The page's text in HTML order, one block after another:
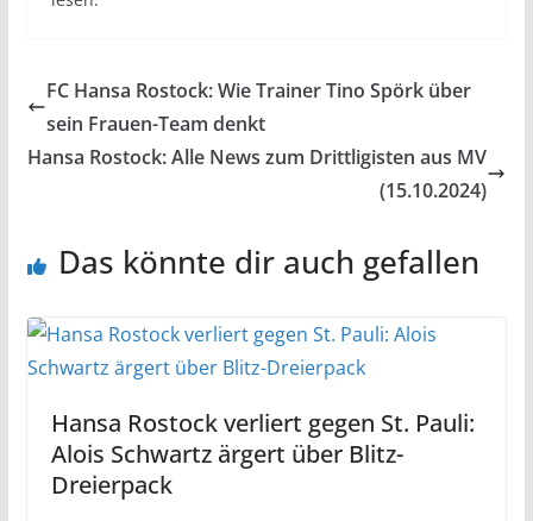
FC Hansa Rostock: Wie Trainer Tino Spörk über
sein Frauen-Team denkt
Hansa Rostock: Alle News zum Drittligisten aus MV
(15.10.2024)
Das könnte dir auch gefallen
Hansa Rostock verliert gegen St. Pauli:
Alois Schwartz ärgert über Blitz-
Dreierpack